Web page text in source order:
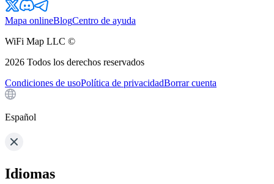
Mapa onlineBlogCentro de ayuda
WiFi Map LLC ©
2026 Todos los derechos reservados
Condiciones de usoPolítica de privacidadBorrar cuenta
Español
Idiomas